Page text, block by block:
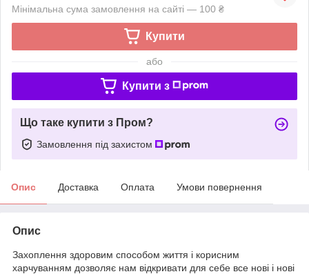
Мінімальна сума замовлення на сайті — 100 ₴
Купити
або
Купити з
Що таке купити з Пром?
Замовлення під захистом
Опис Доставка Оплата Умови повернення
Опис
Захоплення здоровим способом життя і корисним
харчуванням дозволяє нам відкривати для себе все нові і нові